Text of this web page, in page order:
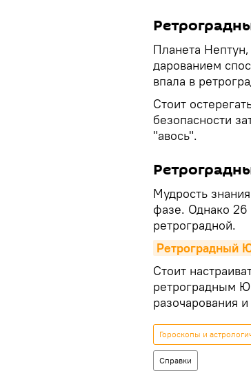
Планета
дарованием
впала в
Стоит
безопасности
"авось".
Мудрость
фазе. Однако 26
ретроградной.
Ретроградный
Стоит
ретроградным
разочарования
Гороскопы и
Справки